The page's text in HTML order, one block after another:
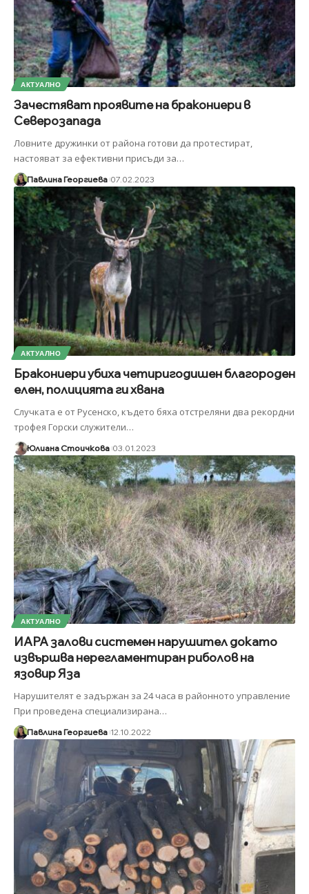
АКТУАЛНО
Зачестяват проявите на бракониери в
Северозапада
Ловните дружинки от района готови да протестират,
настояват за ефективни присъди за…
Павлина Георгиева 07.02.2023
АКТУАЛНО
Бракониери убиха четиригодишен благороден
елен, полицията ги хвана
Случката е от Русенско, където бяха отстреляни два рекордни
трофея Горски служители…
Юлиана Стоичкова 03.01.2023
АКТУАЛНО
ИАРА залови системен нарушител докато
извършва нерегламентиран риболов на
язовир Яза
Нарушителят е задържан за 24 часа в районното управление
При проведена специализирана…
Павлина Георгиева 12.10.2022